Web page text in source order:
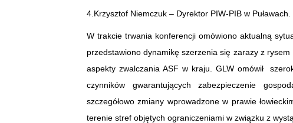
4.Krzysztof Niemczuk – Dyrektor PIW-PIB w Puławach.
W trakcie trwania konferencji omówiono aktualną
przedstawiono dynamikę szerzenia się zarazy z
aspekty zwalczania ASF w kraju. GLW omówił
czynników gwarantujących zabezpieczenie
szczegółowo zmiany wprowadzone w prawie
terenie stref objętych ograniczeniami w związku z